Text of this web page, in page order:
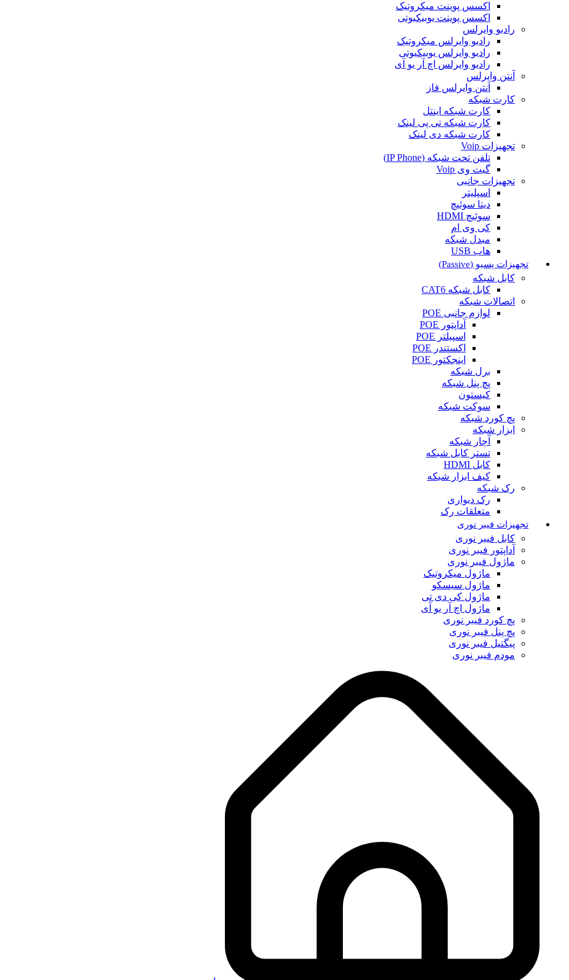
اکسس پوینت میکروتیک
اکسس پوینت یوبیکیوتی
رادیو وایرلس
رادیو وایرلس میکروتیک
رادیو وایرلس یوبیکیوتی
رادیو وایرلس اچ آر یو آی
آنتن وایرلس
آنتن وایرلس فاز
کارت شبکه
کارت شبکه اینتل
کارت شبکه تی پی لینک
کارت شبکه دی لینک
تجهیزات Voip
تلفن تحت شبکه (IP Phone)
گیت وی Voip
تجهیزات جانبی
اسپلیتر
دیتا سوئیچ
سوئیچ HDMI
کی وی ام
مبدل شبکه
هاب USB
تجهیزات پسیو (Passive)
کابل شبکه
کابل شبکه CAT6
اتصالات شبکه
لوازم جانبی POE
آداپتور POE
اسپیلتر POE
اکستندر POE
اینجکتور POE
برل شبکه
پچ پنل شبکه
کیستون
سوکت شبکه
پچ کورد شبکه
ابزار شبکه
آچار شبکه
تستر کابل شبکه
کابل HDMI
کیف ابزار شبکه
رک شبکه
رک دیواری
متعلقات رک
تجهیزات فیبر نوری
کابل فیبر نوری
آداپتور فیبر نوری
ماژول فیبر نوری
ماژول میکروتیک
ماژول سیسکو
ماژول کی دی تی
ماژول اچ آر یو آی
پچ کورد فیبر نوری
پچ پنل فیبر نوری
پیگتیل فیبر نوری
مودم فیبر نوری